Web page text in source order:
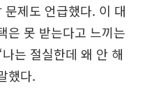
제도 언급했다. 이 대
은 못 받는다고 느끼는
는 절실한데 왜 안 해
했다.